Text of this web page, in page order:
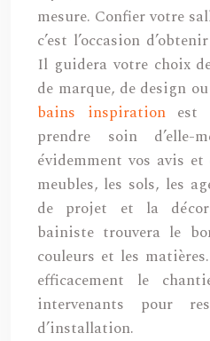
mesure. Confier votre
c’est l’occasion
Il guidera votre choix
de marque, de design
bains inspirationest
prendre soin d’elle-
évidemment vos avis
meubles, les sols, les
de projet et la
bainiste trouvera le
couleurs et les
efficacement le
intervenants pour
d’installation.